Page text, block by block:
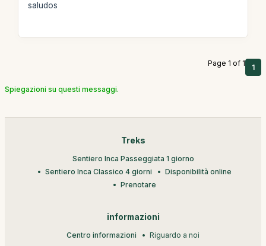
saludos
Page 1 of 1 1
Spiegazioni su questi messaggi.
Treks
Sentiero Inca Passeggiata 1 giorno
Sentiero Inca Classico 4 giorni
Disponibilità online
Prenotare
informazioni
Centro informazioni Riguardo a noi